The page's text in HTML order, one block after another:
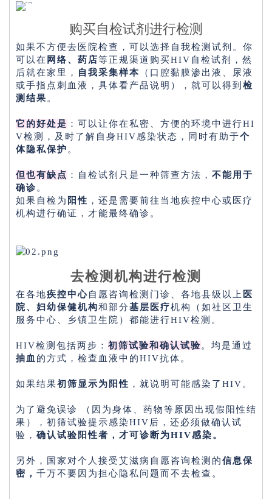
购买自检试剂进行检测
如果不方便去医院检查，可以选择自我检测试剂。你
可以在 网络、药店等正规渠道购买HIV自检试剂，然
后就在家里，
自我采集样本 （口腔黏膜渗出液、尿液
或手指点刺血液，具体看产品说明），就可以得到 检
测结果 。
它的好处是 ：可以让你在私密、方便的环境中进行HI
V检测，及时了解自身HIV感染状态，同时有助于个
体隐私保护 。
但也有缺点 ：自检试剂只是一种筛查方法， 不能用于
确诊。
如果自检为 阳性 ，还是需要前往当地疾控中心或医疗
机构进行确证，才能最终确诊。
去检测机构进行检测
在各地疾控中心自愿咨询检测门诊、各地县级以上 医
院、妇幼保健机构和部分基层医疗机构（如社区卫生
服务中心、乡镇卫生院）都能进行HIV检测。
HIV检测包括两步： 初筛试验和确认试验。均是通过
抽血 的方式，检查血液中的HIV抗体。
如果结果初筛显示为阳性 ，就说明可能感染了HIV。
为了避免误诊 （因为身体、药物等原因出现假阳性结
果），初筛试验提示感染HIV后，还必须做确认试
验， 确认试验阳性者，才可诊断为HIV感染。
另外，国家对个人接受艾滋病自愿咨询检测的信息保
密， 千万不要因为担心隐私问题而不去检查。